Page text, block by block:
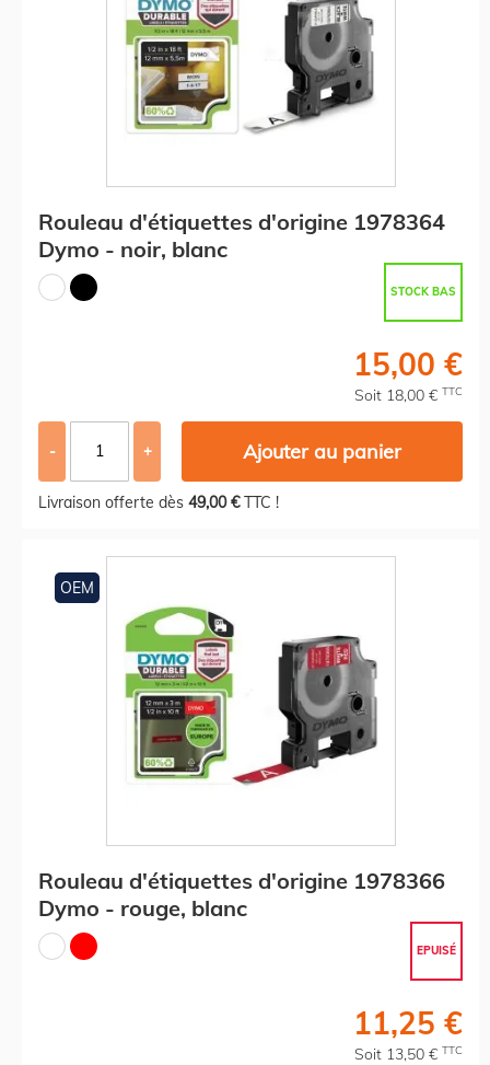
Rouleau d'étiquettes d'origine 1978364
Dymo - noir, blanc
STOCK BAS
15,00 €
Soit 18,00 € TTC
- + Ajouter au panier
Livraison offerte dès 49,00 €TTC !
OEM
Rouleau d'étiquettes d'origine 1978366
Dymo - rouge, blanc
EPUISÉ
11,25 €
Soit 13,50 € TTC